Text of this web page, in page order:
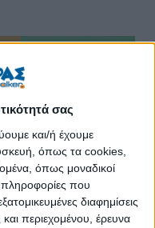
σας
και/ή έχουμε
όπως τα cookies,
όπως μοναδικοί
πληροφορίες που
διαφημίσεις
περιεχομένου, έρευνα
22:03:30